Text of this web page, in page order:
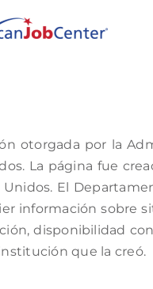
otorgada por la
La página fue
El
información sobre
disponibilidad
que la creó.